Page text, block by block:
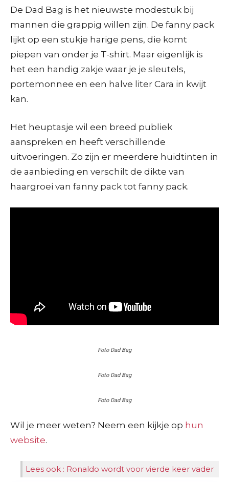
De Dad Bag is het nieuwste modestuk bij
mannen die grappig willen zijn. De fanny pack
lijkt op een stukje harige pens, die komt
piepen van onder je T-shirt. Maar eigenlijk is
het een handig zakje waar je je sleutels,
portemonnee en een halve liter Cara in kwijt
kan.
Het heuptasje wil een breed publiek
aanspreken en heeft verschillende
uitvoeringen. Zo zijn er meerdere huidtinten in
de aanbieding en verschilt de dikte van
haargroei van fanny pack tot fanny pack.
Foto Dad Bag
Foto Dad Bag
Foto Dad Bag
Wil je meer weten? Neem een kijkje op hun
website.
Lees ook : Ronaldo wordt voor vierde keer vader